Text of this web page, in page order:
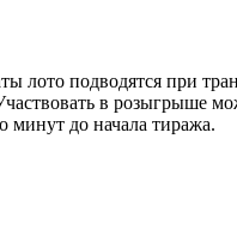
лото подводятся при
в розыгрыше
минут до начала тиража.